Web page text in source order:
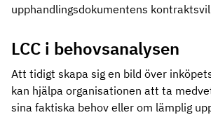
upphandlingsdokumentens
LCC i behovsanalysen
Att tidigt skapa sig en bild över
kan hjälpa organisationen att ta
sina faktiska behov eller om lämplig